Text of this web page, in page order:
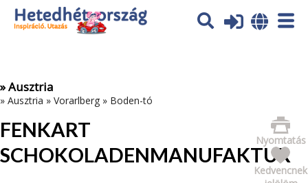
Az oldal sütiket (cookies) használ. További tájékoztatás itt:
Adatvédelmi tájékoztató
» Ausztria
» Ausztria » Vorarlberg » Boden-tó
FENKART
SCHOKOLADENMANUFAKTUR
Nyomtatás
Kedvencnek